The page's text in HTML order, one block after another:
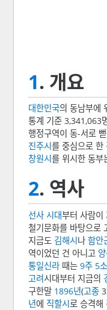
1. 개요
대한민국의 동남부에
통계 기준 3,341,063
행정구역이 동-서로
진주시 를 중심으로 한
창원시 를 위시한 동부
2. 역사
선사 시대부터 사람이
철기문화를 바탕으로
지금도 김해시나 함안
역이었던 건 아니고
통일신라 때는 9주 5
고려시대부터 지금의
구한말 1896년(고종
년에 직할시로 승격